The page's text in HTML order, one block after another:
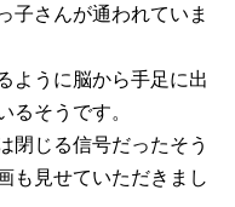
子さんが通われていま
ように脳から手足に出
るそうです。
閉じる信号だったそう
も見せていただきまし